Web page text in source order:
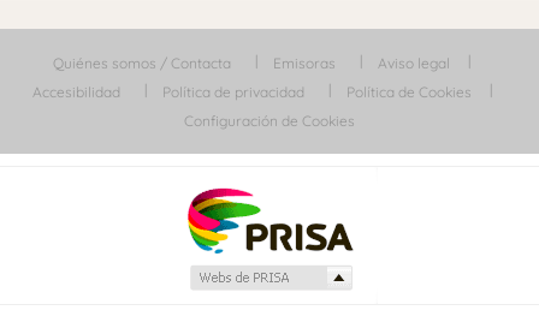
Quiénes somos / Contacta Emisoras
Aviso legal
Accesibilidad
Política de privacidad
Política de Cookies
Configuración de Cookies